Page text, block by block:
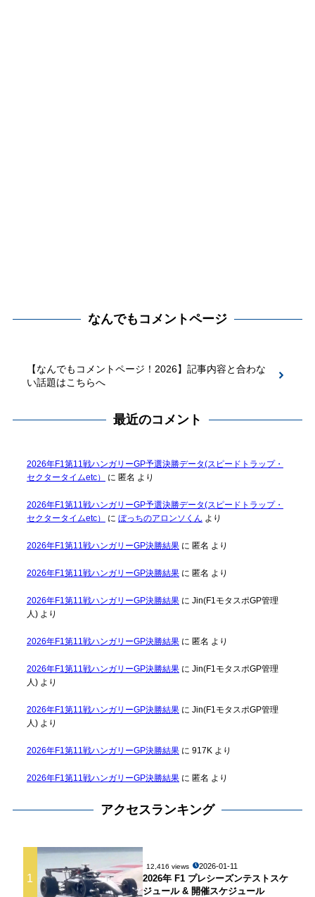
なんでもコメントページ
【なんでもコメントページ！2026】記事内容と合わな
い話題はこちらへ
最近のコメント
2026年F1第11戦ハンガリーGP予選決勝データ(スピードトラップ・
セクタータイムetc）
に 匿名 より
2026年F1第11戦ハンガリーGP予選決勝データ(スピードトラップ・
セクタータイムetc）
に ぼっちのアロンソくん より
2026年F1第11戦ハンガリーGP決勝結果に 匿名 より
2026年F1第11戦ハンガリーGP決勝結果に 匿名 より
2026年F1第11戦ハンガリーGP決勝結果に Jin(F1モタスポGP管理
人)より
2026年F1第11戦ハンガリーGP決勝結果に 匿名 より
2026年F1第11戦ハンガリーGP決勝結果に Jin(F1モタスポGP管理
人)より
2026年F1第11戦ハンガリーGP決勝結果に Jin(F1モタスポGP管理
人)より
2026年F1第11戦ハンガリーGP決勝結果に 917K より
2026年F1第11戦ハンガリーGP決勝結果に 匿名 より
アクセスランキング
1
12,416 views 2026-01-11
2026年 F1 プレシーズンテストスケ
ジュール & 開催スケジュール